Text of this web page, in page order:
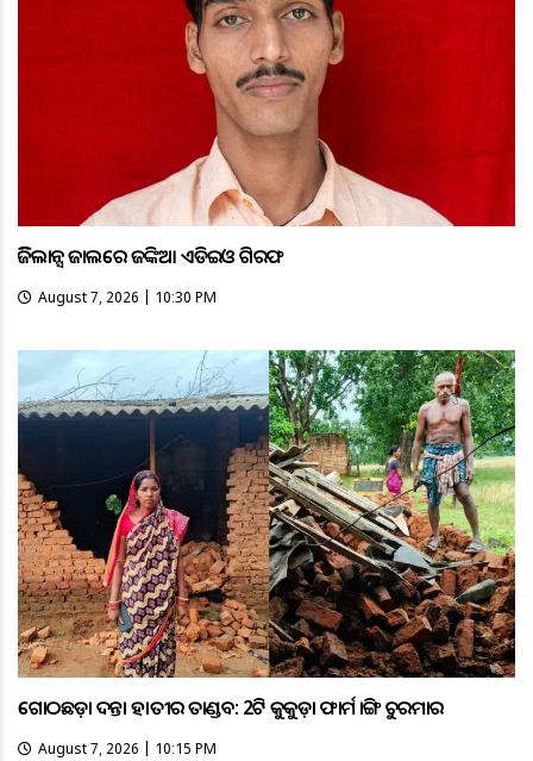
ଭିଜିଲାନ୍ସ ଜାଲରେ ଜଙ୍କିଆ ଏଡିଇଓ ଗିରଫ
August 7, 2026 | 10:30 PM
ଗୋଠଛଡ଼ା ଦନ୍ତା ହାତୀର ତାଣ୍ଡବ: 2ଟି କୁକୁଡ଼ା ଫାର୍ମ ଭାଙ୍ଗି ଚୁରମାର
August 7, 2026 | 10:15 PM